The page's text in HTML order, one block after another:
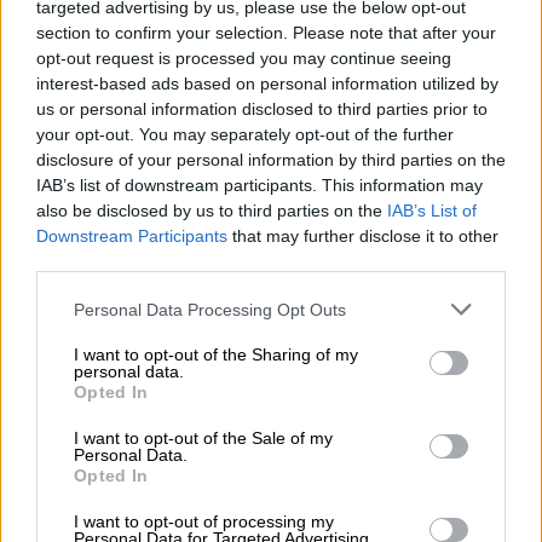
targeted advertising by us, please use the below opt-out
section to confirm your selection. Please note that after your
opt-out request is processed you may continue seeing
interest-based ads based on personal information utilized by
us or personal information disclosed to third parties prior to
your opt-out. You may separately opt-out of the further
disclosure of your personal information by third parties on the
IAB’s list of downstream participants. This information may
also be disclosed by us to third parties on the IAB’s List of
Downstream Participants that may further disclose it to other
Please note that this website/app uses one or more Google
not limited to your visit or usage behaviour. You may click to
grant or deny consent to Google and its third-party tags to
use your data for below specified purposes in below Google
consent section.
Personal Data Processing Opt Outs
I want to opt-out of the Sharing of my
personal data.
Opted In
I want to opt-out of the Sale of my
Personal Data.
Opted In
I want to opt-out of processing my
καταδικαστεί», είπε.
Πρόσθετα μέτρα στήριξης
πρόσθετα μέτρα στήριξης . Πρόκειται για
ένα μεγάλο πακέτο ευνοϊκών μέτρων θα
περιλαμβάνεται στο
οικονομικό νομοσχέδιο